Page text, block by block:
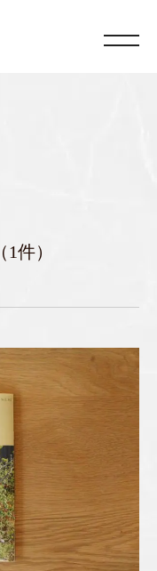
（1件）